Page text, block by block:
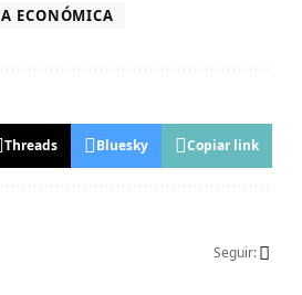
ECONÓMICA
Threads Bluesky Copiar link
Seguir: